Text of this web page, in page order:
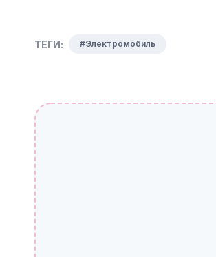
ТЕГИ: #Электромобиль